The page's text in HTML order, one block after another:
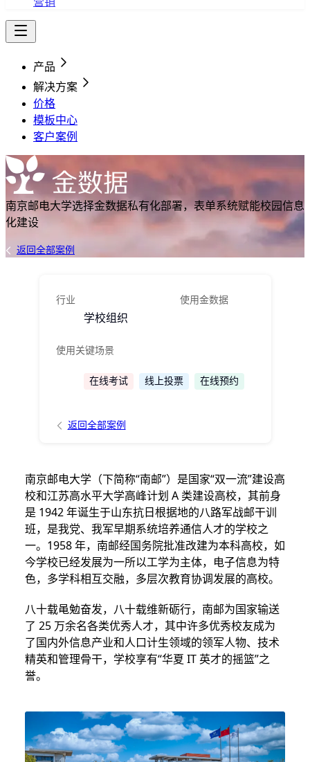
产品
解决方案
价格
模板中心
客户案例
南京邮电大学选择金数据私有化部署，表单系统赋能校园信息
化建设
返回全部案例
行业
学校组织
使用金数据
使用关键场景
在线考试 线上投票 在线预约
返回全部案例
南京邮电大学（下简称“南邮”）是国家“双一流”建设高
校和江苏高水平大学高峰计划 A 类建设高校，其前身
是 1942 年诞生于山东抗日根据地的八路军战邮干训
班，是我党、我军早期系统培养通信人才的学校之
一。1958 年，南邮经国务院批准改建为本科高校，如
今学校已经发展为一所以工学为主体，电子信息为特
色，多学科相互交融，多层次教育协调发展的高校。
八十载黾勉奋发，八十载维新砺行，南邮为国家输送
了 25 万余名各类优秀人才，其中许多优秀校友成为
了国内外信息产业和人口计生领域的领军人物、技术
精英和管理骨干，学校享有“华夏 IT 英才的摇篮”之
誉。